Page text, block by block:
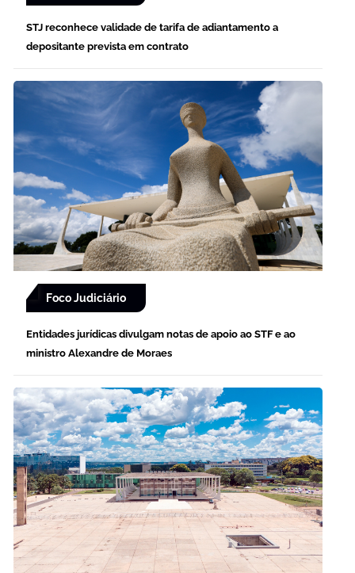
STJ reconhece validade de tarifa de adiantamento a
depositante prevista em contrato
Foco Judiciário
Entidades jurídicas divulgam notas de apoio ao STF e ao
ministro Alexandre de Moraes